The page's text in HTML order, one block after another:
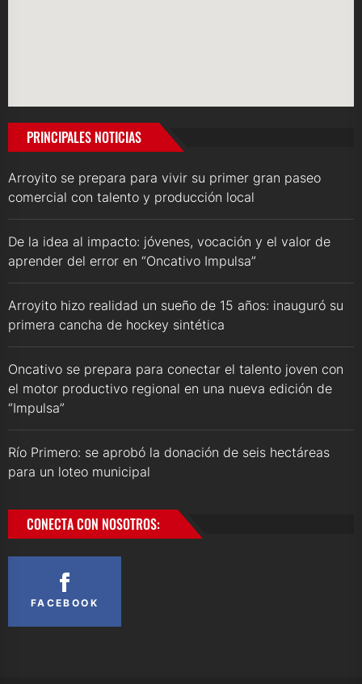
PRINCIPALES NOTICIAS
Arroyito se prepara para vivir su primer gran paseo
comercial con talento y producción local
De la idea al impacto: jóvenes, vocación y el valor de
aprender del error en “Oncativo Impulsa”
Arroyito hizo realidad un sueño de 15 años: inauguró su
primera cancha de hockey sintética
Oncativo se prepara para conectar el talento joven con
el motor productivo regional en una nueva edición de
“Impulsa”
Río Primero: se aprobó la donación de seis hectáreas
para un loteo municipal
CONECTA CON NOSOTROS:
FACEBOOK